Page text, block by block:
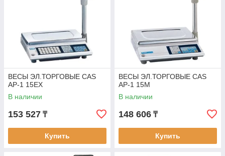
ВЕСЫ ЭЛ.ТОРГОВЫЕ CAS
AP-1 15EX
В наличии
153 527 ₸
Купить
ВЕСЫ ЭЛ.ТОРГОВЫЕ CAS
AP-1 15M
В наличии
148 606 ₸
Купить